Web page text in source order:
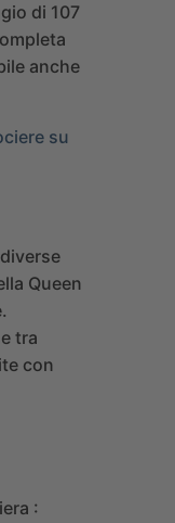
di 107
anche
su
Queen
tra
con
: